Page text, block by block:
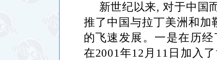
新世纪以来, 对于中国
推了中国与拉丁美洲和加
的飞速发展。一是在历经
在2001 年12 月 11 日加入